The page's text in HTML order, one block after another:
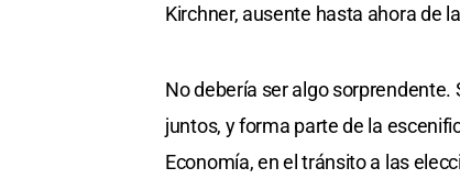
Kirchner, ausente hasta ahora de
No debería ser algo
juntos, y forma parte de la
Economía, en el tránsito a las